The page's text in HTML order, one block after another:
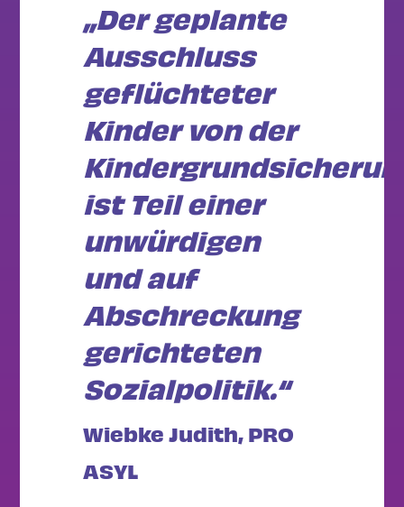
„Der geplante
Ausschluss
geflüchteter
Kinder von der
ist Teil einer
unwürdigen
und auf
Abschreckung
gerichteten
Sozialpolitik.“
Wiebke Judith, PRO
ASYL